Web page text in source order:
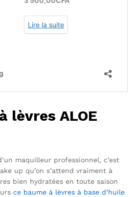
lèvres ALOE
maquilleur professionnel, c’est
up qu’on s’attend vraiment à
bien hydratées en toute saison
ce baume à lèvres à base d’huile